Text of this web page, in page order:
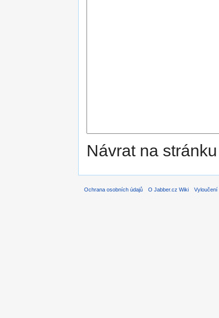
Návrat na stránku
Ochrana osobních údajů O Jabber.cz Wiki Vyloučení